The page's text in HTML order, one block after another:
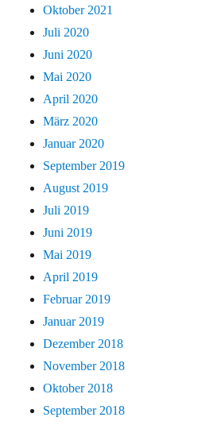
Oktober 2021
Juli 2020
Juni 2020
Mai 2020
April 2020
März 2020
Januar 2020
September 2019
August 2019
Juli 2019
Juni 2019
Mai 2019
April 2019
Februar 2019
Januar 2019
Dezember 2018
November 2018
Oktober 2018
September 2018